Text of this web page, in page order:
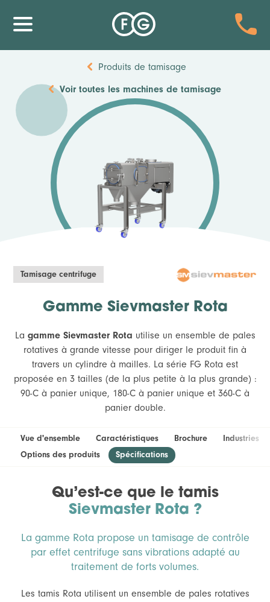
Produits de tamisage
Voir toutes les machines de tamisage
Tamisage centrifuge
Gamme Sievmaster Rota
La gamme Sievmaster Rota utilise un ensemble de pales
rotatives à grande vitesse pour diriger le produit fin à
travers un cylindre à mailles. La série FG Rota est
proposée en 3 tailles (de la plus petite à la plus grande) :
90-C à panier unique, 180-C à panier unique et 360-C à
panier double.
Vue d'ensemble Caractéristiques Brochure
Industries
Options des produits
Spécifications
Qu’est-ce que le tamis
Sievmaster Rota ?
La gamme Rota propose un tamisage de contrôle
par effet centrifuge sans vibrations adapté au
traitement de forts volumes.
Les tamis Rota utilisent un ensemble de pales rotatives